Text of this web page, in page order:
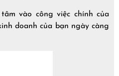
vào công việc chính của
doanh của bạn ngày càng